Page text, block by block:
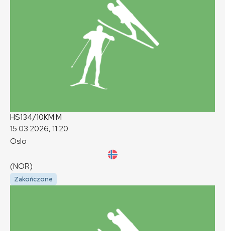
HS134/10KM M
15.03.2026, 11:20
Oslo
(NOR)
Zakończone